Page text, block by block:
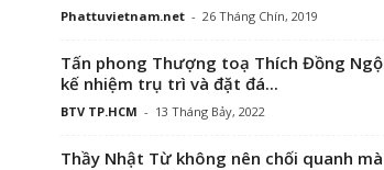
Phattuvietnam.net - 26 Tháng Chín, 2019
Tấn phong Thượng toạ Thích Đồng Ngộ
kế nhiệm trụ trì và đặt đá...
BTV TP.HCM - 13 Tháng Bảy, 2022
Thầy Nhật Từ không nên chối quanh mà